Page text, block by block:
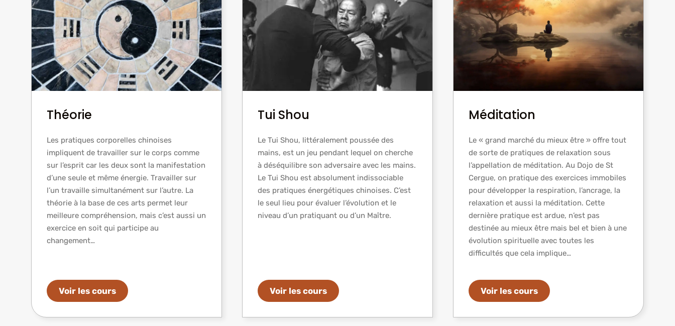
Théorie
Les pratiques corporelles chinoises
impliquent de travailler sur le corps comme
sur l’esprit car les deux sont la manifestation
d’une seule et même énergie. Travailler sur
l’un travaille simultanément sur l’autre. La
théorie à la base de ces arts permet leur
meilleure compréhension, mais c’est aussi un
exercice en soit qui participe au
changement…
Voir les cours
Tui Shou
Le Tui Shou, littéralement poussée des
mains, est un jeu pendant lequel on cherche
à déséquilibre son adversaire avec les mains.
Le Tui Shou est absolument indissociable
des pratiques énergétiques chinoises. C’est
le seul lieu pour évaluer l’évolution et le
niveau d’un pratiquant ou d’un Maître.
Voir les cours
Méditation
Le « grand marché du mieux être » offre tout
de sorte de pratiques de relaxation sous
l’appellation de méditation. Au Dojo de St
Cergue, on pratique des exercices immobiles
pour développer la respiration, l’ancrage, la
relaxation et aussi la méditation. Cette
dernière pratique est ardue, n’est pas
destinée au mieux être mais bel et bien à une
évolution spirituelle avec toutes les
difficultés que cela implique…
Voir les cours